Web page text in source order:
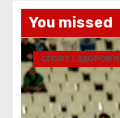
You missed
СПОРТ І ЗДОРОВ’Я